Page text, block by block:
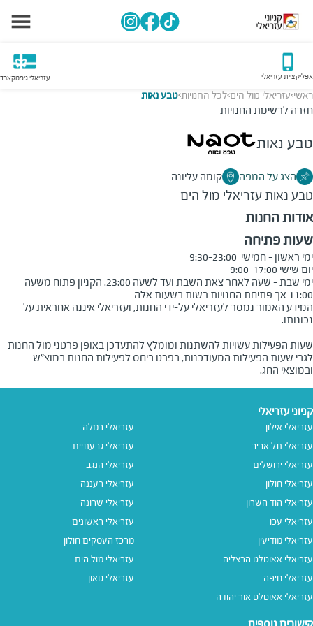
אפליקציית עזריאלי עזריאלי גיפטקארד
ראשי>עזריאלי מול הים>לכל החנויות>טבע נאות
חזרה לרשימת החנויות
טבע נאות
הצג על המפה קומה עליונה
טבע נאותעזריאלי מול הים
אודות החנות
שעות פתיחה
11:00 אך פתיחת החנויות רשות בשעות אלה
המידע האמור נמסר לעזריאלי על-ידי החנות, ועזריאלי איננה אחראית על
שעות הפעילות עשויות להשתנות ומומלץ להתעדכן באופן פרטני מול החנות
לגבי שעות הפעילות המעודכנות, בפרט ביחס לפעילות החנות במוצ"ש
ובמוצאי החג.
קניוני עזריאלי
עזריאלי אילון
עזריאלי תל אביב
עזריאלי ירושלים
עזריאלי חולון
עזריאלי הוד השרון
עזריאלי עכו
עזריאלי מודיעין
עזריאלי אאוטלט הרצליה
עזריאלי חיפה
עזריאלי אאוטלט אור יהודה
עזריאלי רמלה
עזריאלי גבעתיים
עזריאלי הנגב
עזריאלי רעננה
עזריאלי שרונה
עזריאלי ראשונים
מרכז העסקים חולון
עזריאלי מול הים
עזריאלי טאון